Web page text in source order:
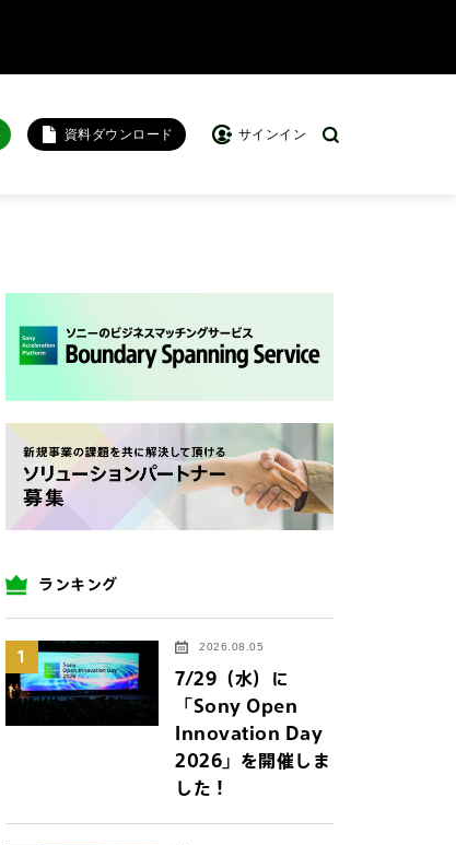
資料ダウンロード サインイン
ランキング
1 2026.08.05
7/29（水）に
「Sony Open
Innovation Day
2026」を開催しま
した！